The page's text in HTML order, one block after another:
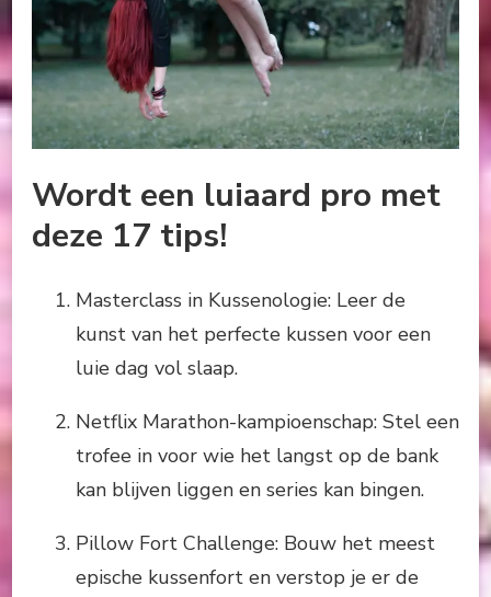
Wordt een luiaard pro met
deze 17 tips!
Masterclass in Kussenologie: Leer de
kunst van het perfecte kussen voor een
luie dag vol slaap.
Netflix Marathon-kampioenschap: Stel een
trofee in voor wie het langst op de bank
kan blijven liggen en series kan bingen.
Pillow Fort Challenge: Bouw het meest
epische kussenfort en verstop je er de